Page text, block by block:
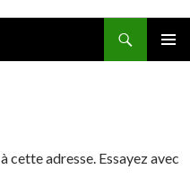
cette adresse. Essayez avec